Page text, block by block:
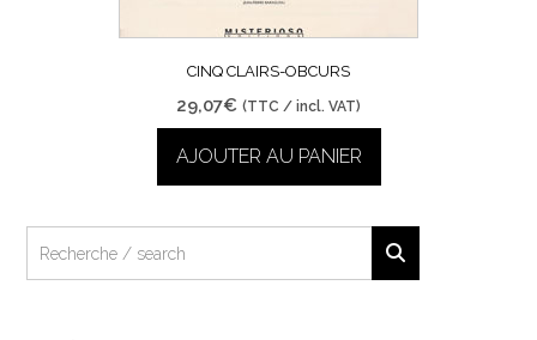
CINQ CLAIRS-OBCURS
29,07€ (TTC / incl. VAT)
AJOUTER AU PANIER